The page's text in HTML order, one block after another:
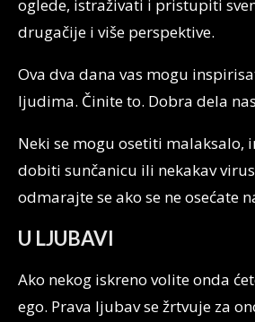
oglede, istraživati i pristupiti
drugačije i više perspektive.
Ova dva dana vas mogu
ljudima. Činite to. Dobra dela
Neki se mogu osetiti malaksalo,
dobiti sunčanicu ili nekakav
odmarajte se ako se ne osećate
U LJUBAVI
Ako nekog iskreno volite onda
ego. Prava ljubav se žrtvuje za